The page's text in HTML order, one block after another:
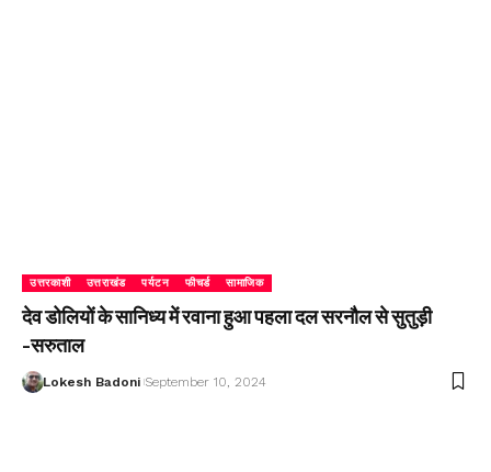
उत्तरकाशी उत्तराखंड पर्यटन फीचर्ड सामाजिक
देव डोलियों के सानिध्य में रवाना हुआ पहला दल सरनौल से सुतुड़ी
-सरुताल
Lokesh Badoni September 10, 2024